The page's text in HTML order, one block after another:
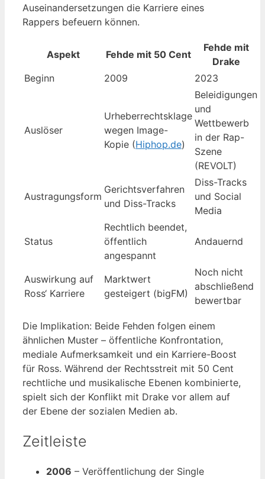
Auseinandersetzungen die Karriere eines
Rappers befeuern können.
Aspekt Fehde mit 50 Cent
Fehde mit
Drake
Beginn
2009 2023
Auslöser
Urheberrechtsklage
wegen Image-
Kopie (Hiphop.de)
Beleidigungen
und
Wettbewerb
in der Rap-
Szene
(REVOLT)
Austragungsform
Gerichtsverfahren
und Diss-Tracks
Diss-Tracks
und Social
Media
Status
Rechtlich beendet,
öffentlich
angespannt
Andauernd
Auswirkung auf
Ross‘ Karriere
Marktwert
gesteigert (bigFM)
Noch nicht
abschließend
bewertbar
Die Implikation: Beide Fehden folgen einem
ähnlichen Muster – öffentliche Konfrontation,
mediale Aufmerksamkeit und ein Karriere-Boost
für Ross. Während der Rechtsstreit mit 50 Cent
rechtliche und musikalische Ebenen kombinierte,
spielt sich der Konflikt mit Drake vor allem auf
der Ebene der sozialen Medien ab.
Zeitleiste
2006 – Veröffentlichung der Single